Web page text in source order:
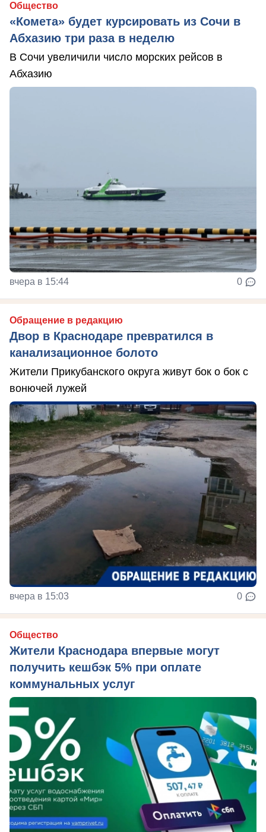
Общество
«Комета» будет курсировать из Сочи в
Абхазию три раза в неделю
В Сочи увеличили число морских рейсов в
Абхазию
вчера в 15:44 0
Обращение в редакцию
Двор в Краснодаре превратился в
канализационное болото
Жители Прикубанского округа живут бок о бок с
вонючей лужей
вчера в 15:03 0
Общество
Жители Краснодара впервые могут
получить кешбэк 5% при оплате
коммунальных услуг